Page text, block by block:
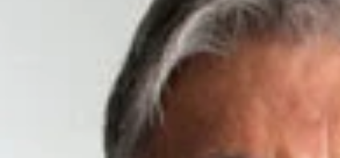
プロ26年の現役生活にピリオド!
権（1996年）。当時から技術はずばぬけていた。それに
シドニー五輪では背番号10を背負った
でも、居残りの個人練習を積み重ねる姿は変わらず
過ごしやすい」と語っていたグラスゴー。セルティック
場面では「蹴らせてくれ」と3度言ってチームメイトから
では史上最長となる6季連続キャプテンを務めた
負担をかけにくいフォームを模索
でのプレー。カズ（中央）、松井（左）との共闘も実現し